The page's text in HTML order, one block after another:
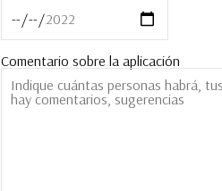
Comentario sobre la aplicación